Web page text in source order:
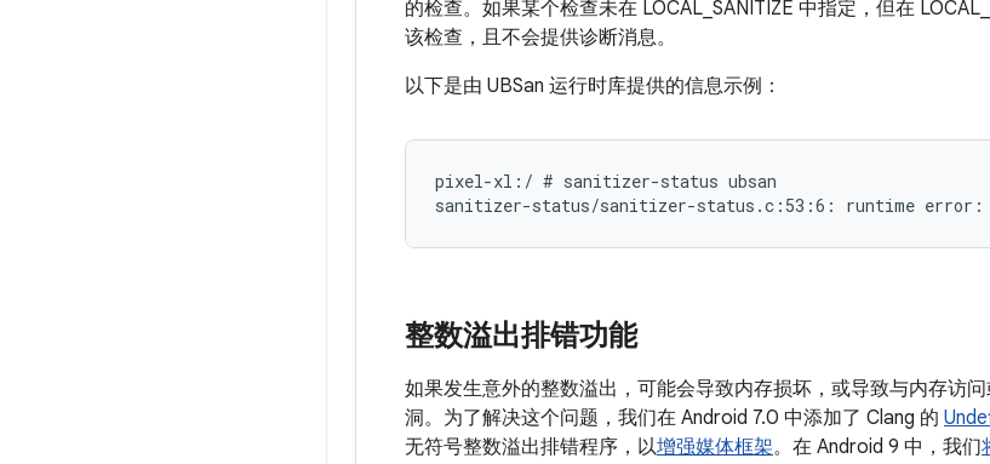
的检查。如果某个检查未在 LOCAL_SANITIZE 中指定，但在
该检查，且不会提供诊断消息。
以下是由 UBSan 运行时库提供的信息示例：
pixel-xl:/ # sanitizer-status ubsan
整数溢出排错功能
如果发生意外的整数溢出，可能会导致内存损坏，或导致与内存访
洞。为了解决这个问题，我们在 Android 7.0 中添加了 Clang 的
无符号整数溢出排错程序，以增强媒体框架。在 Android 9 中，我们